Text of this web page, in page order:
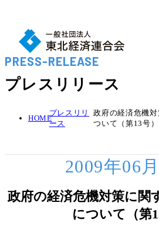
PRESS-RELEASE
プレスリリース
HOME
プレスリリ
ース
政府の経済危機
ついて（第13号）
2009年06
政府の経済危機対策に関
について（第